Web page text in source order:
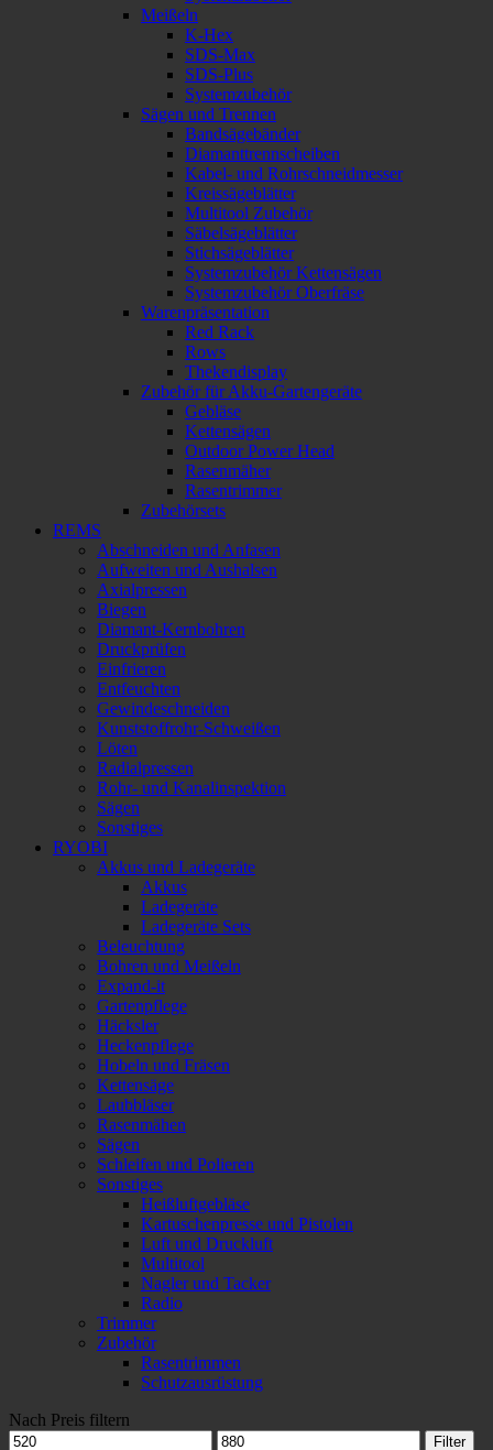
Meißeln
K-Hex
SDS-Max
SDS-Plus
Systemzubehör
Sägen und Trennen
Bandsägebänder
Diamanttrennscheiben
Kabel- und Rohrschneidmesser
Kreissägeblätter
Multitool Zubehör
Säbelsägeblätter
Stichsägeblätter
Systemzubehör Kettensägen
Systemzubehör Oberfräse
Warenpräsentation
Red Rack
Rows
Thekendisplay
Zubehör für Akku-Gartengeräte
Gebläse
Kettensägen
Outdoor Power Head
Rasenmäher
Rasentrimmer
Zubehörsets
REMS
Abschneiden und Anfasen
Aufweiten und Aushalsen
Axialpressen
Biegen
Diamant-Kernbohren
Druckprüfen
Einfrieren
Entfeuchten
Gewindeschneiden
Kunststoffrohr-Schweißen
Löten
Radialpressen
Rohr- und Kanalinspektion
Sägen
Sonstiges
RYOBI
Akkus und Ladegeräte
Akkus
Ladegeräte
Ladegeräte Sets
Beleuchtung
Bohren und Meißeln
Expand-it
Gartenpflege
Häcksler
Heckenpflege
Hobeln und Fräsen
Kettensäge
Laubbläser
Rasenmähen
Sägen
Schleifen und Polieren
Sonstiges
Heißluftgebläse
Kartuschenpresse und Pistolen
Luft und Druckluft
Multitool
Nagler und Tacker
Radio
Trimmer
Zubehör
Rasentrimmen
Schutzausrüstung
Nach Preis filtern
Min.
Max.
Filter